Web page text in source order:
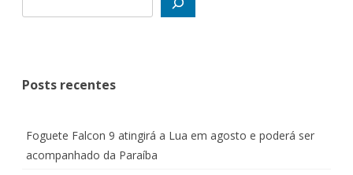
Posts recentes
Foguete Falcon 9 atingirá a Lua em agosto e poderá ser
acompanhado da Paraíba